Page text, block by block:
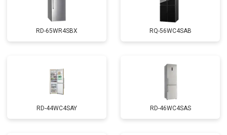
RD-65WR4SBX RQ-56WC4SAB
RD-44WC4SAY RD-46WC4SAS